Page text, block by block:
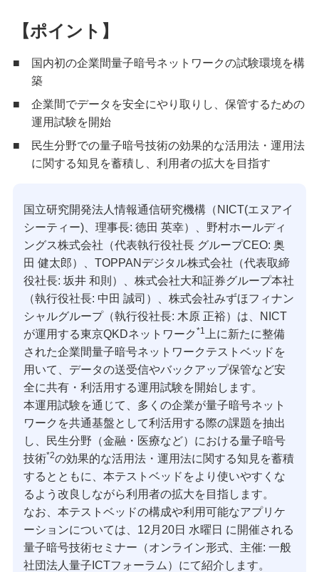
【ポイント】
■
国内初の企業間量子暗号ネットワークの試験環境を構
築
■
企業間でデータを安全にやり取りし、保管するための
運用試験を開始
■
民生分野での量子暗号技術の効果的な活用法・運用法
に関する知見を蓄積し、利用者の拡大を目指す
国立研究開発法人情報通信研究機構（NICT(エヌアイ
シーティー)、理事長: 徳田 英幸）、野村ホールディ
ングス株式会社（代表執行役社長 グループCEO: 奥
田 健太郎）、TOPPANデジタル株式会社（代表取締
役社長: 坂井 和則）、株式会社大和証券グループ本社
（執行役社長: 中田 誠司）、株式会社みずほフィナン
シャルグループ（執行役社長: 木原 正裕）は、NICT
が運用する東京QKDネットワーク *1
上に新たに整備
された企業間量子暗号ネットワークテストベッドを
用いて、データの送受信やバックアップ保管など安
全に共有・利活用する運用試験を開始します。
本運用試験を通じて、多くの企業が量子暗号ネット
ワークを共通基盤として利活用する際の課題を抽出
し、民生分野（金融・医療など）における量子暗号
技術*2の効果的な活用法・運用法に関する知見を蓄積
するとともに、本テストベッドをより使いやすくな
るよう改良しながら利用者の拡大を目指します。
なお、本テストベッドの構成や利用可能なアプリケ
ーションについては、12月20日 水曜日 に開催される
量子暗号技術セミナー（オンライン形式、主催: 一般
社団法人量子ICTフォーラム）にて紹介します。